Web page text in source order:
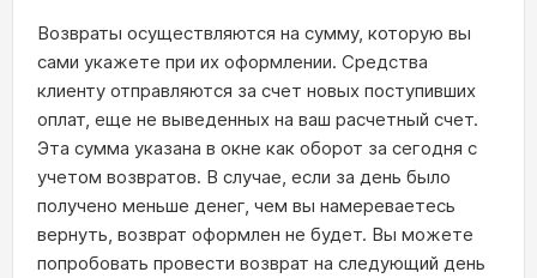
Возвраты осуществляются на сумму, которую вы
сами укажете при их оформлении. Средства
клиенту отправляются за счет новых поступивших
оплат, еще не выведенных на ваш расчетный счет.
Эта сумма указана в окне как оборот за сегодня с
учетом возвратов. В случае, если за день было
получено меньше денег, чем вы намереваетесь
вернуть, возврат оформлен не будет. Вы можете
попробовать провести возврат на следующий день